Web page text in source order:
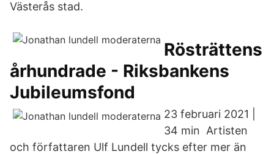
Västerås stad.
Rösträttens
århundrade - Riksbankens
Jubileumsfond
23 februari 2021 |
34 min Artisten
och författaren Ulf Lundell tycks efter mer än